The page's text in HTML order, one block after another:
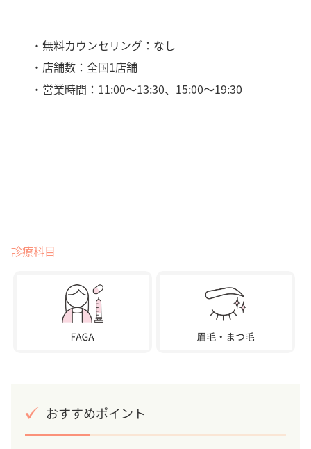
・無料カウンセリング：なし
・店舗数：全国1店舗
・営業時間：11:00〜13:30、15:00〜19:30
診療科目
おすすめポイント